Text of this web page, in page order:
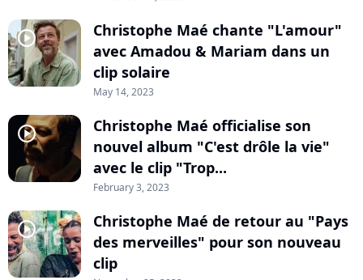
player2
Christophe Maé chante "L'amour"
avec Amadou & Mariam dans un
clip solaire
May 14, 2023
player2
Christophe Maé officialise son
nouvel album "C'est drôle la vie"
avec le clip "Trop...
February 3, 2023
player2
Christophe Maé de retour au "Pays
des merveilles" pour son nouveau
clip